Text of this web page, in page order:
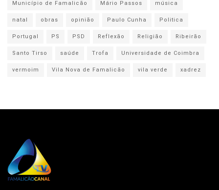
Município de Famalicão
Mário Passos
música
natal
obras opinião Paulo Cunha
Politica
Portugal
PS PSD Reflexão Religião
Ribeirão
Santo Tirso
saúde Trofa
Universidade de Coimbra
vermoim
Vila Nova de Famalicão vila verde xadrez